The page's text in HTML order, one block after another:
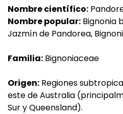
Nombre científico:
Nombre popular: Bignonia
Jazmín de Pandorea,
Familia: Bignoniaceae
Origen: Regiones
este de Australia
Sur y Queensland).